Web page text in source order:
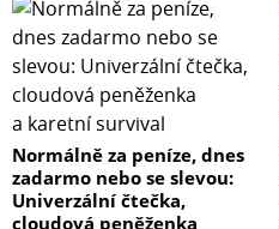
Normálně za peníze, dnes
zadarmo nebo se slevou:
Univerzální čtečka,
cloudová peněženka